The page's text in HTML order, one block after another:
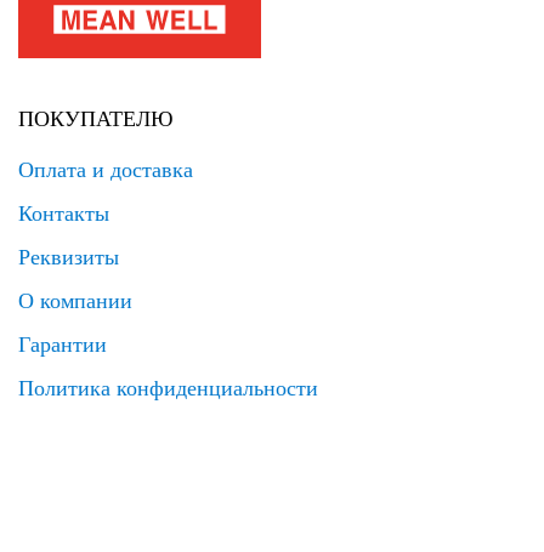
ПОКУПАТЕЛЮ
Оплата и доставка
Контакты
Реквизиты
О компании
Гарантии
Политика конфиденциальности